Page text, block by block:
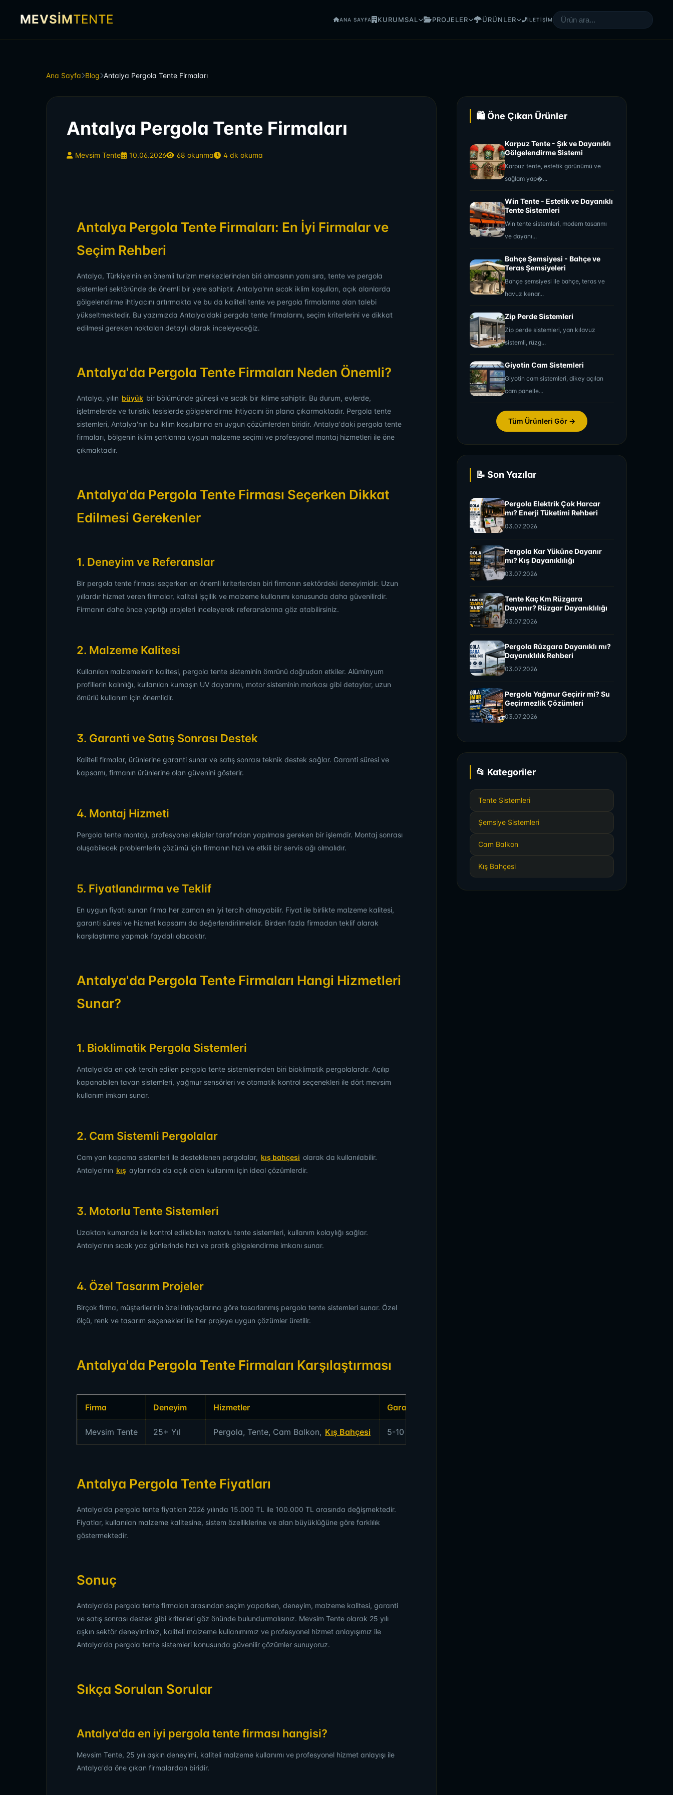
MEVSİMTENTE ANA SAYFA KURUMSAL PROJELER ÜRÜNLER İLETİŞİM
Ana Sayfa Blog Antalya Pergola Tente Firmaları
Antalya Pergola Tente Firmaları
Mevsim Tente 10.06.2026 68 okunma 4 dk okuma
Antalya Pergola Tente Firmaları: En İyi Firmalar ve
Seçim Rehberi
Antalya, Türkiye'nin en önemli turizm merkezlerinden biri olmasının yanı sıra, tente ve pergola
sistemleri sektöründe de önemli bir yere sahiptir. Antalya'nın sıcak iklim koşulları, açık alanlarda
gölgelendirme ihtiyacını artırmakta ve bu da kaliteli tente ve pergola firmalarına olan talebi
yükseltmektedir. Bu yazımızda Antalya'daki pergola tente firmalarını, seçim kriterlerini ve dikkat
edilmesi gereken noktaları detaylı olarak inceleyeceğiz.
Antalya'da Pergola Tente Firmaları Neden Önemli?
Antalya, yılın büyük bir bölümünde güneşli ve sıcak bir iklime sahiptir. Bu durum, evlerde,
işletmelerde ve turistik tesislerde gölgelendirme ihtiyacını ön plana çıkarmaktadır. Pergola tente
sistemleri, Antalya'nın bu iklim koşullarına en uygun çözümlerden biridir. Antalya'daki pergola tente
firmaları, bölgenin iklim şartlarına uygun malzeme seçimi ve profesyonel montaj hizmetleri ile öne
çıkmaktadır.
Antalya'da Pergola Tente Firması Seçerken Dikkat
Edilmesi Gerekenler
1. Deneyim ve Referanslar
Bir pergola tente firması seçerken en önemli kriterlerden biri firmanın sektördeki deneyimidir. Uzun
yıllardır hizmet veren firmalar, kaliteli işçilik ve malzeme kullanımı konusunda daha güvenilirdir.
Firmanın daha önce yaptığı projeleri inceleyerek referanslarına göz atabilirsiniz.
2. Malzeme Kalitesi
Kullanılan malzemelerin kalitesi, pergola tente sisteminin ömrünü doğrudan etkiler. Alüminyum
profillerin kalınlığı, kullanılan kumaşın UV dayanımı, motor sisteminin markası gibi detaylar, uzun
ömürlü kullanım için önemlidir.
3. Garanti ve Satış Sonrası Destek
Kaliteli firmalar, ürünlerine garanti sunar ve satış sonrası teknik destek sağlar. Garanti süresi ve
kapsamı, firmanın ürünlerine olan güvenini gösterir.
4. Montaj Hizmeti
Pergola tente montajı, profesyonel ekipler tarafından yapılması gereken bir işlemdir. Montaj sonrası
oluşabilecek problemlerin çözümü için firmanın hızlı ve etkili bir servis ağı olmalıdır.
5. Fiyatlandırma ve Teklif
En uygun fiyatı sunan firma her zaman en iyi tercih olmayabilir. Fiyat ile birlikte malzeme kalitesi,
garanti süresi ve hizmet kapsamı da değerlendirilmelidir. Birden fazla firmadan teklif alarak
karşılaştırma yapmak faydalı olacaktır.
Antalya'da Pergola Tente Firmaları Hangi Hizmetleri
Sunar?
1. Bioklimatik Pergola Sistemleri
Antalya'da en çok tercih edilen pergola tente sistemlerinden biri bioklimatik pergolalardır. Açılıp
kapanabilen tavan sistemleri, yağmur sensörleri ve otomatik kontrol seçenekleri ile dört mevsim
kullanım imkanı sunar.
2. Cam Sistemli Pergolalar
Cam yan kapama sistemleri ile desteklenen pergolalar, kış bahçesi olarak da kullanılabilir.
Antalya'nın kış aylarında da açık alan kullanımı için ideal çözümlerdir.
3. Motorlu Tente Sistemleri
Uzaktan kumanda ile kontrol edilebilen motorlu tente sistemleri, kullanım kolaylığı sağlar.
Antalya'nın sıcak yaz günlerinde hızlı ve pratik gölgelendirme imkanı sunar.
4. Özel Tasarım Projeler
Birçok firma, müşterilerinin özel ihtiyaçlarına göre tasarlanmış pergola tente sistemleri sunar. Özel
ölçü, renk ve tasarım seçenekleri ile her projeye uygun çözümler üretilir.
Antalya'da Pergola Tente Firmaları Karşılaştırması
Firma Deneyim Hizmetler Garanti
Mevsim Tente 25+ Yıl Pergola, Tente, Cam Balkon, Kış Bahçesi 5-10 Yıl
Antalya Pergola Tente Fiyatları
Antalya'da pergola tente fiyatları 2026 yılında 15.000 TL ile 100.000 TL arasında değişmektedir.
Fiyatlar, kullanılan malzeme kalitesine, sistem özelliklerine ve alan büyüklüğüne göre farklılık
göstermektedir.
Sonuç
Antalya'da pergola tente firmaları arasından seçim yaparken, deneyim, malzeme kalitesi, garanti
ve satış sonrası destek gibi kriterleri göz önünde bulundurmalısınız. Mevsim Tente olarak 25 yılı
aşkın sektör deneyimimiz, kaliteli malzeme kullanımımız ve profesyonel hizmet anlayışımız ile
Antalya'da pergola tente sistemleri konusunda güvenilir çözümler sunuyoruz.
Sıkça Sorulan Sorular
Antalya'da en iyi pergola tente firması hangisi?
Mevsim Tente, 25 yılı aşkın deneyimi, kaliteli malzeme kullanımı ve profesyonel hizmet anlayışı ile
Antalya'da öne çıkan firmalardan biridir.
🛍️ Öne Çıkan Ürünler
Karpuz Tente - Şık ve Dayanıklı
Gölgelendirme Sistemi
Karpuz tente, estetik görünümü ve
sağlam yap�...
Win Tente - Estetik ve Dayanıklı
Tente Sistemleri
Win tente sistemleri, modern tasarımı
ve dayanı...
Bahçe Şemsiyesi - Bahçe ve
Teras Şemsiyeleri
Bahçe şemsiyesi ile bahçe, teras ve
havuz kenar...
Zip Perde Sistemleri
Zip perde sistemleri, yan kılavuz
sistemli, rüzg...
Giyotin Cam Sistemleri
Giyotin cam sistemleri, dikey açılan
cam panelle...
Tüm Ürünleri Gör →
📝 Son Yazılar
Pergola Elektrik Çok Harcar
mı? Enerji Tüketimi Rehberi
03.07.2026
Pergola Kar Yüküne Dayanır
mı? Kış Dayanıklılığı
03.07.2026
Tente Kaç Km Rüzgara
Dayanır? Rüzgar Dayanıklılığı
03.07.2026
Pergola Rüzgara Dayanıklı mı?
Dayanıklılık Rehberi
03.07.2026
Pergola Yağmur Geçirir mi? Su
Geçirmezlik Çözümleri
03.07.2026
📂 Kategoriler
Tente Sistemleri
Şemsiye Sistemleri
Cam Balkon
Kış Bahçesi